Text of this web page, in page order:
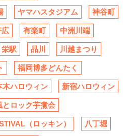
ヤマハスタジアム 神谷町
広 有楽町 中洲川端
栄駅 品川 川越まつり
福岡博多どんたく
木ハロウィン 新宿ハロウィン
とロック芋煮会
（ロッキン） 八丁堀